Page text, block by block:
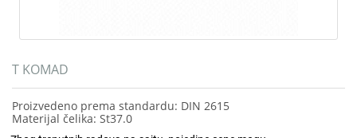
T KOMAD
Proizvedeno prema standardu: DIN 2615
Materijal čelika: St37.0